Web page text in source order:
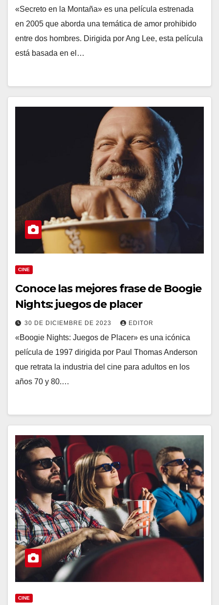
«Secreto en la Montaña» es una película estrenada
en 2005 que aborda una temática de amor prohibido
entre dos hombres. Dirigida por Ang Lee, esta película
está basada en el…
CINE
Conoce las mejores frase de Boogie
Nights: juegos de placer
30 DE DICIEMBRE DE 2023 EDITOR
«Boogie Nights: Juegos de Placer» es una icónica
película de 1997 dirigida por Paul Thomas Anderson
que retrata la industria del cine para adultos en los
años 70 y 80.…
CINE